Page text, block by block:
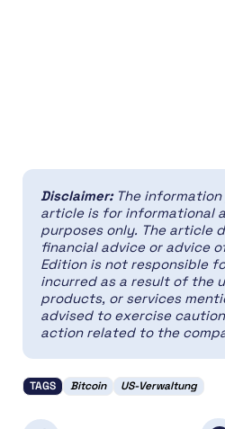
Disclaimer: The
article is for informational
purposes only. The article
financial advice or advice
Edition is not responsible
incurred as a result of the
products, or services
advised to exercise
action related to the
TAGS Bitcoin US-Verwaltung